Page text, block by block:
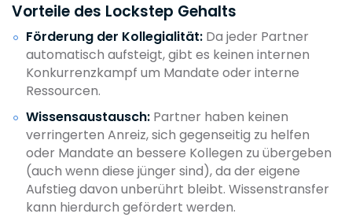
Vorteile des Lockstep Gehalts
Förderung der Kollegialität: Da jeder Partner
automatisch aufsteigt, gibt es keinen internen
Konkurrenzkampf um Mandate oder interne
Ressourcen.
Wissensaustausch: Partner haben keinen
verringerten Anreiz, sich gegenseitig zu helfen
oder Mandate an bessere Kollegen zu übergeben
(auch wenn diese jünger sind), da der eigene
Aufstieg davon unberührt bleibt. Wissenstransfer
kann hierdurch gefördert werden.